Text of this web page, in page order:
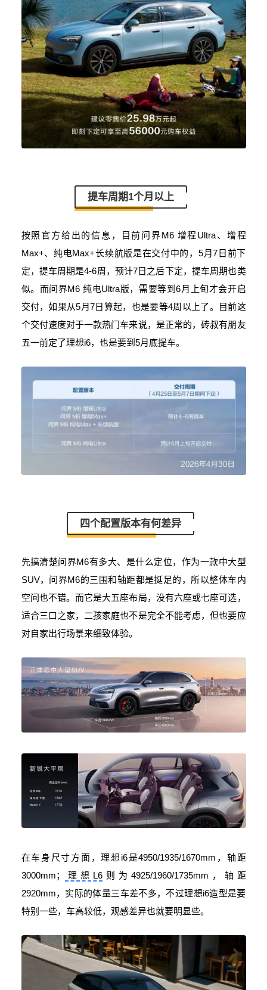
提车周期1个月以上
按照官方给出的信息，目前问界M6 增程Ultra、增程
Max+、纯电Max+长续航版是在交付中的，5月7日前下
定，提车周期是4-6周，预计7日之后下定，提车周期也类
似。而问界M6 纯电Ultra版，需要等到6月上旬才会开启
交付，如果从5月7日算起，也是要等4周以上了。目前这
个交付速度对于一款热门车来说，是正常的，砖叔有朋友
五一前定了理想i6，也是要到5月底提车。
四个配置版本有何差异
先搞清楚问界M6有多大、是什么定位，作为一款中大型
SUV，问界M6的三围和轴距都是挺足的，所以整体车内
空间也不错。而它是大五座布局，没有六座或七座可选，
适合三口之家，二孩家庭也不是完全不能考虑，但也要应
对自家出行场景来细致体验。
在车身尺寸方面，理想i6是4950/1935/1670mm，轴距
3000mm；
理想L6 则为4925/1960/1735mm，轴距
2920mm，实际的体量三车差不多，不过理想i6造型是要
特别一些，车高较低，观感差异也就要明显些。